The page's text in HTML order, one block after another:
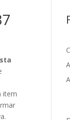
item